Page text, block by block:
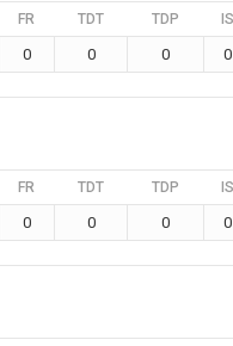
FR TDT TDP IS
0 0 0 0
FR TDT TDP IS
0 0 0 0